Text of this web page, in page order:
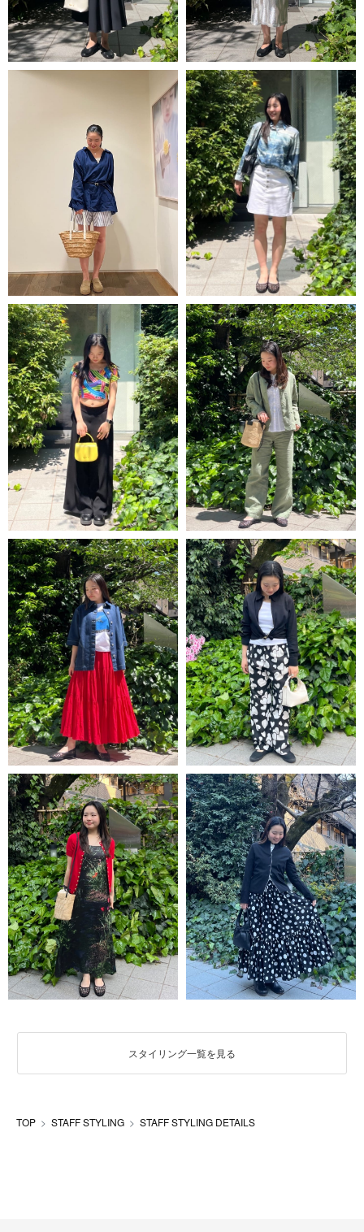
スタイリング一覧を見る
TOP STAFF STYLING STAFF STYLING DETAILS